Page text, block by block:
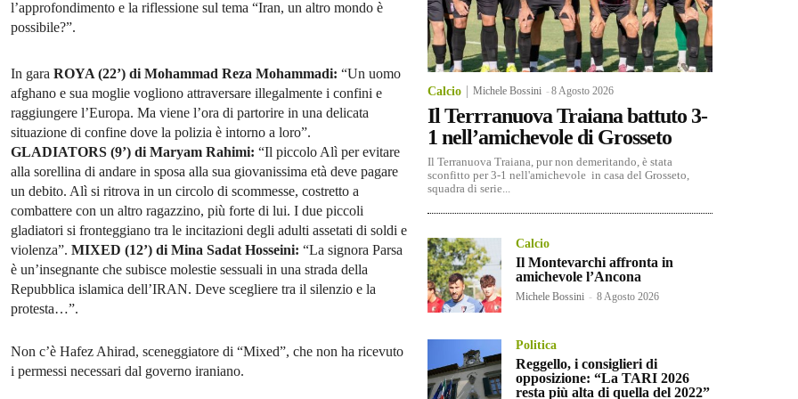
l’approfondimento e la riflessione sul tema “Iran, un altro mondo è
possibile?”.
In gara ROYA (22’) di Mohammad Reza Mohammadi: “Un uomo
afghano e sua moglie vogliono attraversare illegalmente i confini e
raggiungere l’Europa. Ma viene l’ora di partorire in una delicata
situazione di confine dove la polizia è intorno a loro”.
GLADIATORS (9’) di Maryam Rahimi: “Il piccolo Alì per evitare
alla sorellina di andare in sposa alla sua giovanissima età deve pagare
un debito. Alì si ritrova in un circolo di scommesse, costretto a
combattere con un altro ragazzino, più forte di lui. I due piccoli
gladiatori si fronteggiano tra le incitazioni degli adulti assetati di soldi e
violenza”. MIXED (12’) di Mina Sadat Hosseini: “La signora Parsa
è un’insegnante che subisce molestie sessuali in una strada della
Repubblica islamica dell’IRAN. Deve scegliere tra il silenzio e la
protesta…”.
Non c’è Hafez Ahirad, sceneggiatore di “Mixed”, che non ha ricevuto
i permessi necessari dal governo iraniano.
Calcio Michele Bossini -8 Agosto 2026
Il Terrranuova Traiana battuto 3-
1 nell’amichevole di Grosseto
Il Terranuova Traiana, pur non demeritando, è stata
sconfitto per 3-1 nell'amichevole in casa del Grosseto,
squadra di serie...
Calcio
Il Montevarchi affronta in
amichevole l’Ancona
Michele Bossini - 8 Agosto 2026
Politica
Reggello, i consiglieri di
opposizione: “La TARI 2026
resta più alta di quella del 2022”